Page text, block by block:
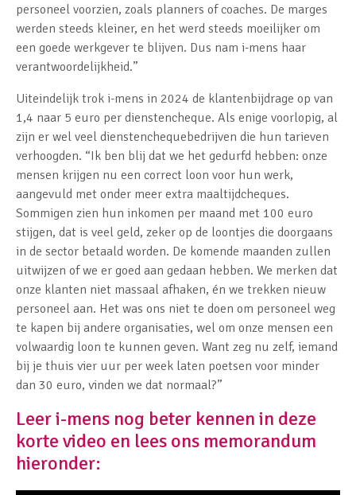
personeel voorzien, zoals planners of coaches. De marges
werden steeds kleiner, en het werd steeds moeilijker om
een goede werkgever te blijven. Dus nam i-mens haar
verantwoordelijkheid.”
Uiteindelijk trok i-mens in 2024 de klantenbijdrage op van
1,4 naar 5 euro per dienstencheque. Als enige voorlopig, al
zijn er wel veel dienstenchequebedrijven die hun tarieven
verhoogden. “Ik ben blij dat we het gedurfd hebben: onze
mensen krijgen nu een correct loon voor hun werk,
aangevuld met onder meer extra maaltijdcheques.
Sommigen zien hun inkomen per maand met 100 euro
stijgen, dat is veel geld, zeker op de loontjes die doorgaans
in de sector betaald worden. De komende maanden zullen
uitwijzen of we er goed aan gedaan hebben. We merken dat
onze klanten niet massaal afhaken, én we trekken nieuw
personeel aan. Het was ons niet te doen om personeel weg
te kapen bij andere organisaties, wel om onze mensen een
volwaardig loon te kunnen geven. Want zeg nu zelf, iemand
bij je thuis vier uur per week laten poetsen voor minder
dan 30 euro, vinden we dat normaal?”
Leer i-mens nog beter kennen in deze
korte video en lees ons memorandum
hieronder: